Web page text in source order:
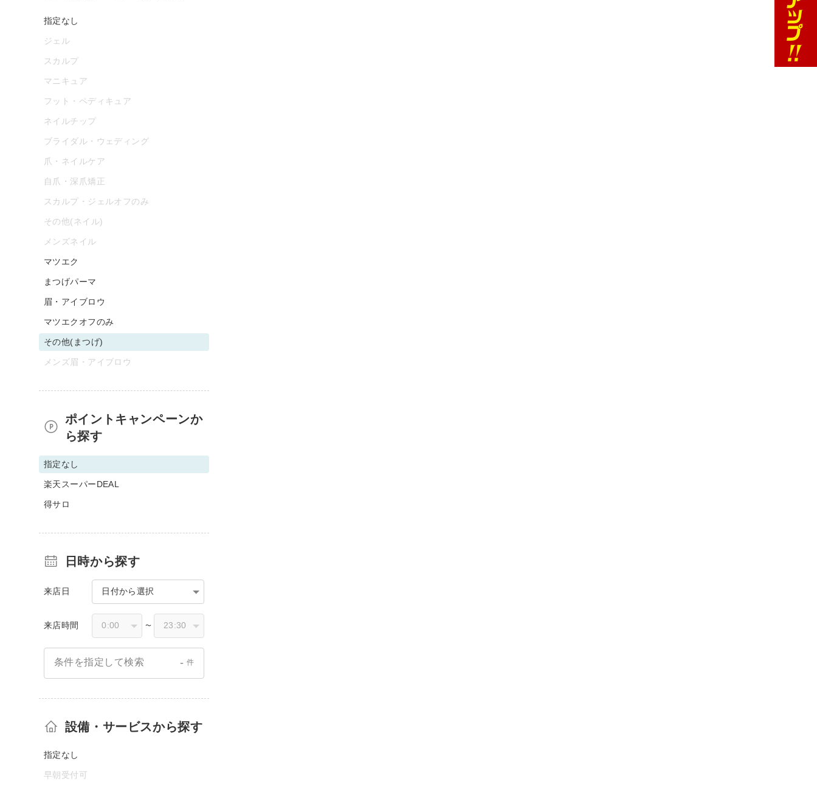
指定なし
ジェル
スカルプ
マニキュア
フット・ペディキュア
ネイルチップ
ブライダル・ウェディング
爪・ネイルケア
自爪・深爪矯正
スカルプ・ジェルオフのみ
その他(ネイル)
メンズネイル
マツエク
まつげパーマ
眉・アイブロウ
マツエクオフのみ
その他(まつげ)
メンズ眉・アイブロウ
ポイントキャンペーンか
ら探す
指定なし
楽天スーパーDEAL
得サロ
日時から探す
来店日 日付から選択
来店時間 〜
条件を指定して検索 - 件
設備・サービスから探す
指定なし
早朝受付可